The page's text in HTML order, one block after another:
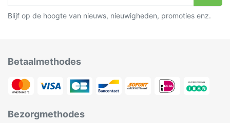
Blijf op de hoogte van nieuws, nieuwigheden, promoties enz.
Betaalmethodes
Bezorgmethodes